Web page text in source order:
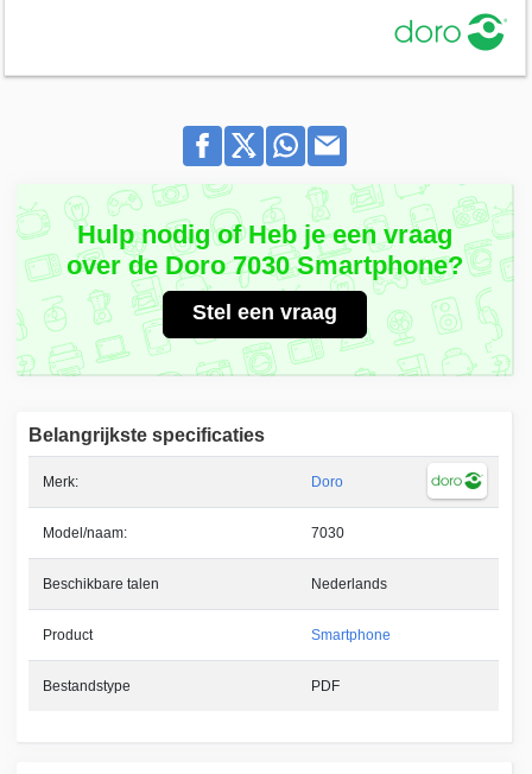
Hulp nodig of Heb je een vraag
over de Doro 7030 Smartphone?
Stel een vraag
Belangrijkste specificaties
Merk: Doro
Model/naam: 7030
Beschikbare talen Nederlands
Product Smartphone
Bestandstype PDF